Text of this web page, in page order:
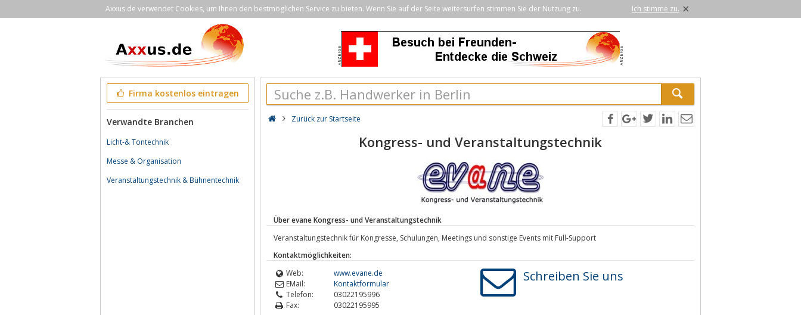
Axxus.de verwendet Cookies, um Ihnen den bestmöglichen Service zu bieten. Wenn Sie auf der Seite weitersurfen stimmen Sie der Nutzung zu. Ich stimme zu. ×
Firma kostenlos eintragen
Verwandte Branchen
Licht-& Tontechnik
Messe & Organisation
Veranstaltungstechnik & Bühnentechnik
Zurück zur Startseite
Kongress- und Veranstaltungstechnik
Über evane Kongress- und Veranstaltungstechnik
Veranstaltungstechnik für Kongresse, Schulungen, Meetings und sonstige Events mit Full-Support
Kontaktmöglichkeiten:
Web:
www.evane.de
EMail:
Kontaktformular
Telefon:
03022195996
Fax:
03022195995
Schreiben Sie uns